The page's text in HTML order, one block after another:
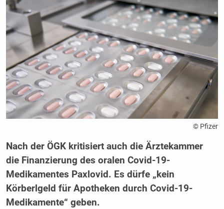
© Pfizer
Nach der ÖGK kritisiert auch die Ärztekammer
die Finanzierung des oralen Covid-19-
Medikamentes Paxlovid. Es dürfe „kein
Körberlgeld für Apotheken durch Covid-19-
Medikamente“ geben.